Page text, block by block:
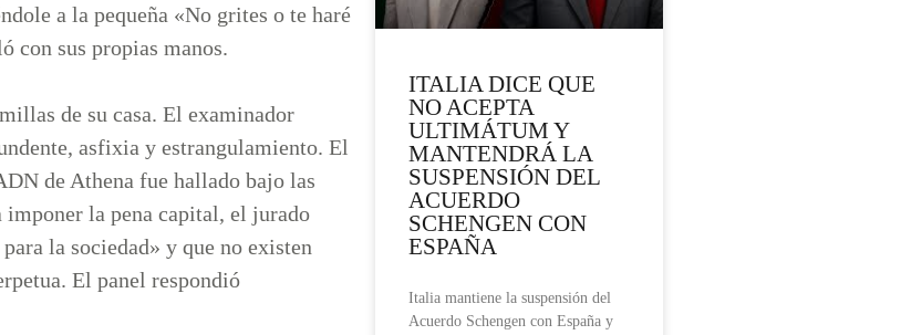
a la pequeña «No grites o te haré
con sus propias manos.
de su casa. El examinador
asfixia y estrangulamiento. El
de Athena fue hallado bajo las
imponer la pena capital, el jurado
la sociedad» y que no existen
El panel respondió
ITALIA DICE QUE
NO ACEPTA
ULTIMÁTUM Y
MANTENDRÁ LA
SUSPENSIÓN DEL
ACUERDO
SCHENGEN CON
ESPAÑA
Italia mantiene la suspensión del
Acuerdo Schengen con España y